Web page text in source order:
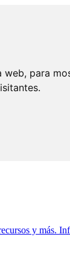
para